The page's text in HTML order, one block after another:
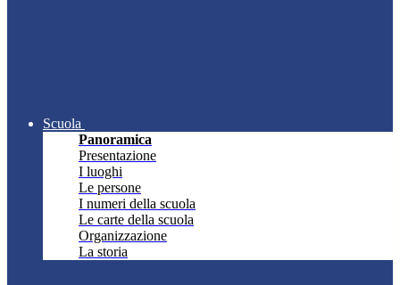
Scuola
Panoramica
Presentazione
I luoghi
Le persone
I numeri della scuola
Le carte della scuola
Organizzazione
La storia